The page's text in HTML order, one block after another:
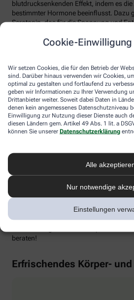
Cookie-
Wir setzen Cookies, die für den Betrieb der
sind. Darüber hinaus verwenden wir Cookies,
optimal zu gestalten und fortlaufend zu
geben wir Informationen zu Ihrer Verwendung
Drittanbieter weiter. Soweit dabei Daten in
denen kein angemessenes Datenschutzniveau
Einwilligung zur Nutzung dieser Dienste auch
diesen Ländern gem. Artikel 49 Abs. 1 lit. a
können Sie unserer Datenschutzerklärung
Alle
Nur notwendige
Einstellungen
blutdrucksenkenden Effekt, indem es
bestimmter Hormone beeinflusst. Dazu
Serotonin, das für die Spannung und
Produktion des „Glückshormons“
Rosmarinöl
Der immergrüne Strauch aus dem
nur einen herrlichen Urlaubsduft und
verwendet, sondern wird seit
genutzt, etwa bei Magen-Darm-
Öle regen außerdem die Durchblutung
Muskelverspannungen lindern. Studien
Bei ernsten
Behandlung ist sie nicht geeignet!
Fällen unbedingt mit ihrem Arzt
zudem zwar generell als gut verträglich,
Nebenwirkungen haben, etwa
beraten!
Erfrischendes Körper-